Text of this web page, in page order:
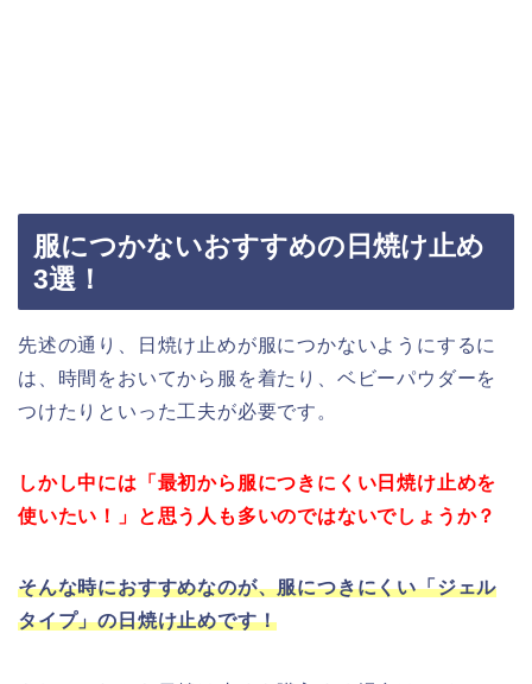
服につかないおすすめの日焼け止め
3選！
先述の通り、日焼け止めが服につかないようにするに
は、時間をおいてから服を着たり、ベビーパウダーを
つけたりといった工夫が必要です。
しかし中には「最初から服につきにくい日焼け止めを
使いたい！」と思う人も多いのではないでしょうか？
そんな時におすすめなのが、服につきにくい「ジェル
タイプ」の日焼け止めです！